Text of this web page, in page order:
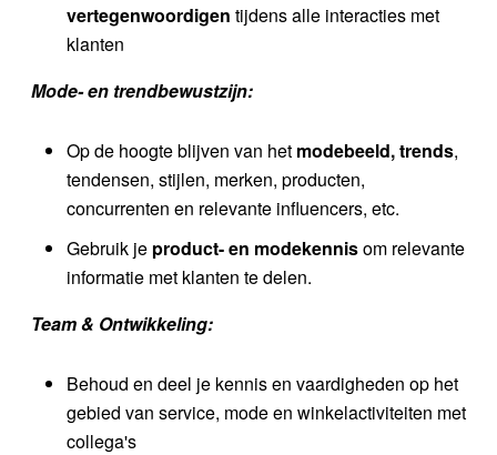
vertegenwoordigen tijdens alle interacties met
klanten
Mode- en trendbewustzijn:
Op de hoogte blijven van het modebeeld, trends,
tendensen, stijlen, merken, producten,
concurrenten en relevante influencers, etc.
Gebruik je product- en modekennisom relevante
informatie met klanten te delen.
Team & Ontwikkeling:
Behoud en deel je kennis en vaardigheden op het
gebied van service, mode en winkelactiviteiten met
collega's